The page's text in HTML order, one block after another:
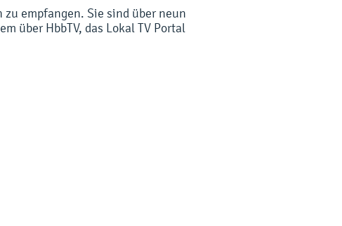
empfangen. Sie sind über neun
über HbbTV, das Lokal TV Portal